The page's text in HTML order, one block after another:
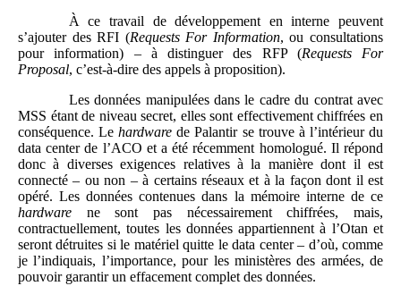
À ce travail de développement en interne peuvent
s’ajouter des RFI (Requests For Information, ou consultations
pour information) – à distinguer des RFP (Requests For
Proposal, c’est-à-dire des appels à proposition).
Les données manipulées dans le cadre du contrat avec
MSS étant de niveau secret, elles sont effectivement chiffrées en
conséquence. Lehardware de Palantir se trouve à l’intérieur du
data center de l’ACO et a été récemment homologué. Il répond
donc à diverses exigences relatives à la manière dont il est
connecté – ou non – à certains réseaux et à la façon dont il est
opéré. Les données contenues dans la mémoire interne de ce
hardware ne sont pas nécessairement chiffrées, mais,
contractuellement, toutes les données appartiennent à l’Otan et
seront détruites si le matériel quitte le data center – d’où, comme
je l’indiquais, l’importance, pour les ministères des armées, de
pouvoir garantir un effacement complet des données.